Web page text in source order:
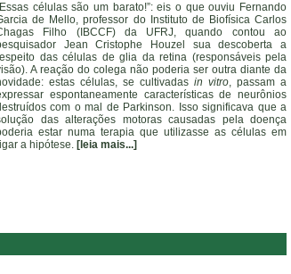
células são um barato!”: eis o que ouviu Fernando
de Mello, professor do Instituto de Biofísica Carlos
Filho (IBCCF) da UFRJ, quando contou ao
Jean Cristophe Houzel sua descoberta a
das células de glia da retina (responsáveis pela
A reação do colega não poderia ser outra diante da
estas células, se cultivadas in vitro, passam a
espontaneamente características de neurônios
com o mal de Parkinson. Isso significava que a
das alterações motoras causadas pela doença
estar numa terapia que utilizasse as células em
a hipótese. [leia mais...]